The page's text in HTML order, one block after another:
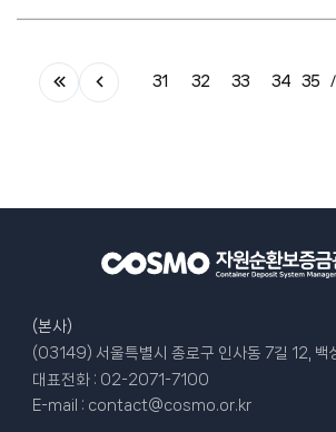
31 32 33 34 35
(본사)
(03149) 서울특별시 종로구 인사동 7길 12, 백
대표전화 : 02-2071-7100
E-mail : contact@cosmo.or.kr